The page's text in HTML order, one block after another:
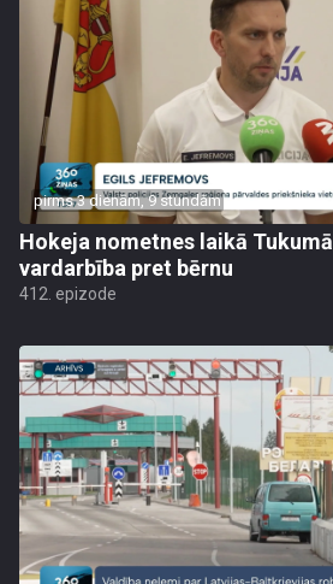
pirms 3 dienām, 9 stundām
Hokeja nometnes laikā
vardarbība pret bērnu
412. epizode